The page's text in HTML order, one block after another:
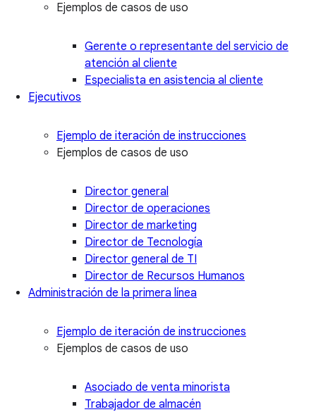
Ejemplos de casos de uso
Gerente o representante del servicio de
atención al cliente
Especialista en asistencia al cliente
Ejecutivos
Ejemplo de iteración de instrucciones
Ejemplos de casos de uso
Director general
Director de operaciones
Director de marketing
Director de Tecnología
Director general de TI
Director de Recursos Humanos
Administración de la primera línea
Ejemplo de iteración de instrucciones
Ejemplos de casos de uso
Asociado de venta minorista
Trabajador de almacén